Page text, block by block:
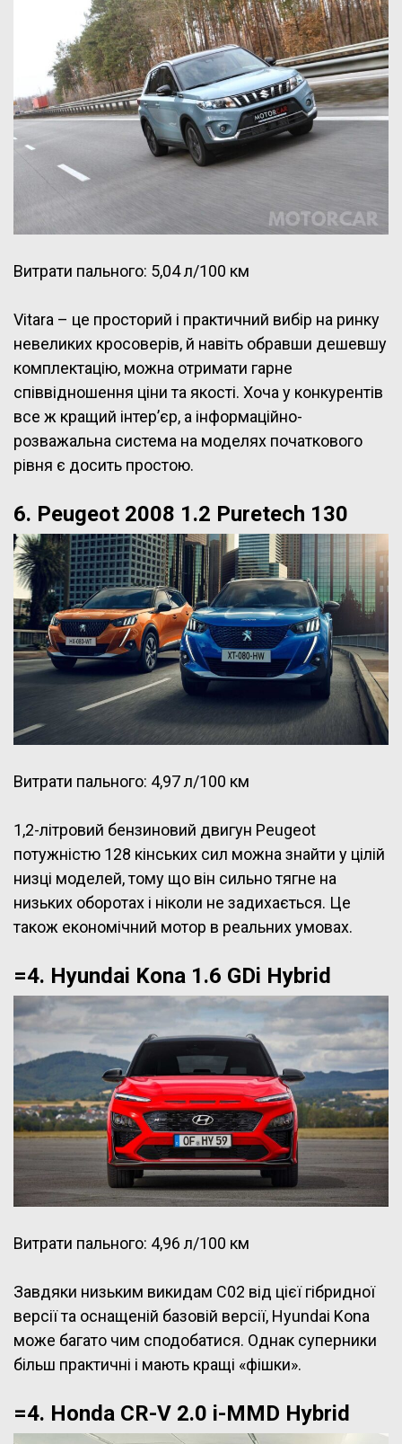
Витрати пального: 5,04 л/100 км
Vitara – це просторий і практичний вибір на ринку
невеликих кросоверів, й навіть обравши дешевшу
комплектацію, можна отримати гарне
співвідношення ціни та якості. Хоча у конкурентів
все ж кращий інтер’єр, а інформаційно-
розважальна система на моделях початкового
рівня є досить простою.
6. Peugeot 2008 1.2 Puretech 130
Витрати пального: 4,97 л/100 км
1,2-літровий бензиновий двигун Peugeot
потужністю 128 кінських сил можна знайти у цілій
низці моделей, тому що він сильно тягне на
низьких оборотах і ніколи не задихається. Це
також економічний мотор в реальних умовах.
=4. Hyundai Kona 1.6 GDi Hybrid
Витрати пального: 4,96 л/100 км
Завдяки низьким викидам C02 від цієї гібридної
версії та оснащеній базовій версії, Hyundai Kona
може багато чим сподобатися. Однак суперники
більш практичні і мають кращі «фішки».
=4. Honda CR-V 2.0 i-MMD Hybrid